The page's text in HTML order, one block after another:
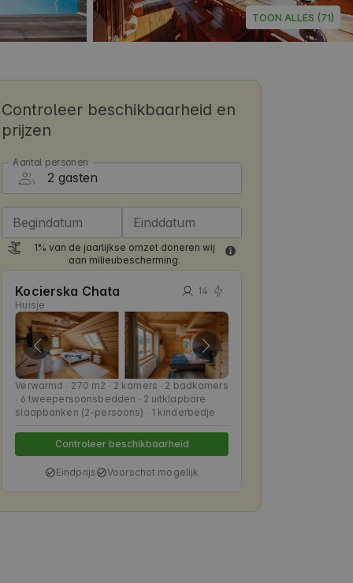
TOON ALLES (71)
Controleer beschikbaarheid en
prijzen
Aantal personen
Begindatum Einddatum
1% van de jaarlijkse omzet doneren wij
aan milieubescherming.
Kocierska Chata
Huisje
14
Verwarmd ∙ 270 m2 ∙ 2 kamers ∙ 2 badkamers
∙ 6 tweepersoonsbedden ∙ 2 uitklapbare
slaapbanken (2-persoons) ∙ 1 kinderbedje
Controleer beschikbaarheid
Eindprijs Voorschot mogelijk